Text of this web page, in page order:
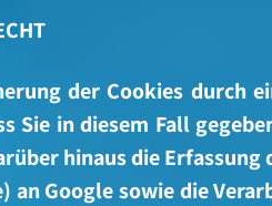
der Cookies durch
Sie in diesem Fall
hinaus die
an Google sowie die